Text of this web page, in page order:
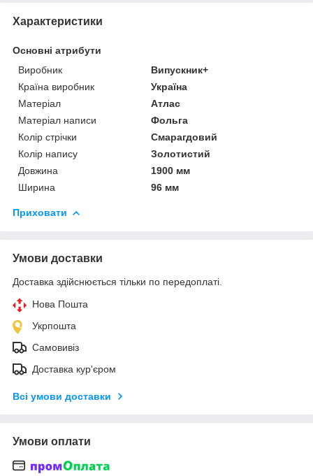
Характеристики
Основні атрибути
Виробник
Випускник+
Країна виробник
Україна
Матеріал
Атлас
Матеріал написи
Фольга
Колір стрічки
Смарагдовий
Колір напису
Золотистий
Довжина
1900 мм
Ширина
96 мм
Приховати
Умови доставки
Доставка здійснюється тільки по передоплаті.
Нова Пошта
Укрпошта
Самовивіз
Доставка кур'єром
Всі умови доставки
Умови оплати